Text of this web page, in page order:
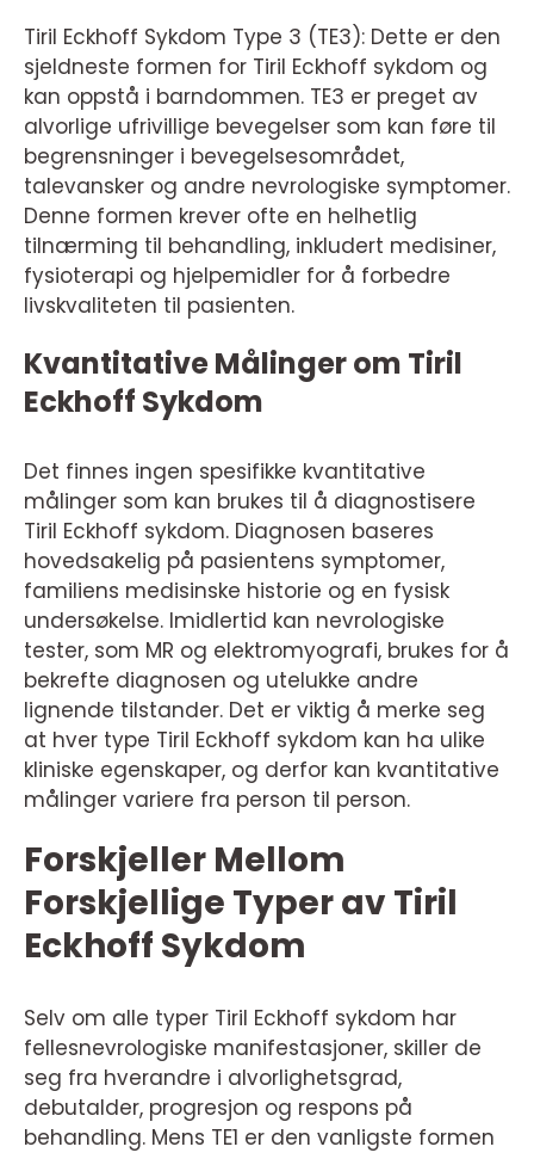
Tiril Eckhoff Sykdom Type 3 (TE3): Dette er den
sjeldneste formen for Tiril Eckhoff sykdom og
kan oppstå i barndommen. TE3 er preget av
alvorlige ufrivillige bevegelser som kan føre til
begrensninger i bevegelsesområdet,
talevansker og andre nevrologiske symptomer.
Denne formen krever ofte en helhetlig
tilnærming til behandling, inkludert medisiner,
fysioterapi og hjelpemidler for å forbedre
livskvaliteten til pasienten.
Kvantitative Målinger om Tiril
Eckhoff Sykdom
Det finnes ingen spesifikke kvantitative
målinger som kan brukes til å diagnostisere
Tiril Eckhoff sykdom. Diagnosen baseres
hovedsakelig på pasientens symptomer,
familiens medisinske historie og en fysisk
undersøkelse. Imidlertid kan nevrologiske
tester, som MR og elektromyografi, brukes for å
bekrefte diagnosen og utelukke andre
lignende tilstander. Det er viktig å merke seg
at hver type Tiril Eckhoff sykdom kan ha ulike
kliniske egenskaper, og derfor kan kvantitative
målinger variere fra person til person.
Forskjeller Mellom
Forskjellige Typer av Tiril
Eckhoff Sykdom
Selv om alle typer Tiril Eckhoff sykdom har
fellesnevrologiske manifestasjoner, skiller de
seg fra hverandre i alvorlighetsgrad,
debutalder, progresjon og respons på
behandling. Mens TE1 er den vanligste formen